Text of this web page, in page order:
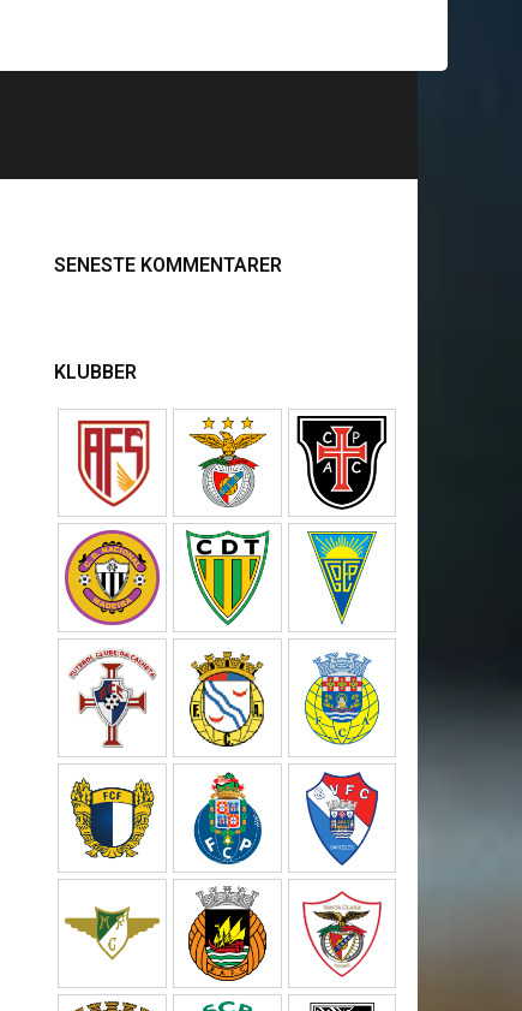
SENESTE KOMMENTARER
KLUBBER